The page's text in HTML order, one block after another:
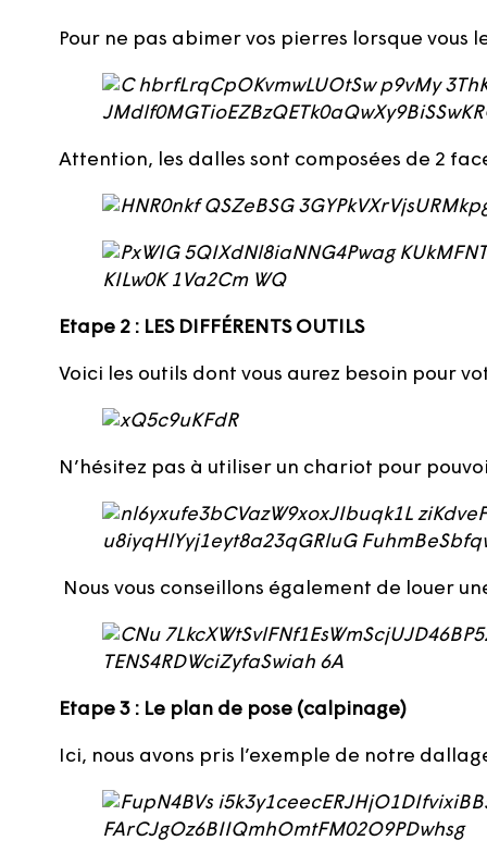
Pour ne pas abimer vos pierres lorsque vous
Attention, les dalles sont composées de 2
Etape 2 : LES DIFFÉRENTS OUTILS
Voici les outils dont vous aurez besoin pour
N’hésitez pas à utiliser un chariot pour
Nous vous conseillons également de louer
Etape 3 : Le plan de pose (calpinage)
Ici, nous avons pris l’exemple de notre